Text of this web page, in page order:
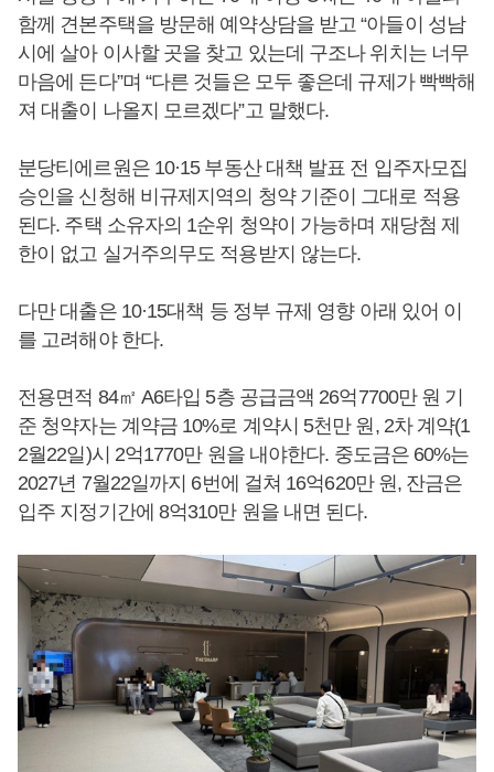
함께 견본주택을 방문해 예약상담을 받고 “아들이 성남
시에 살아 이사할 곳을 찾고 있는데 구조나 위치는 너무
마음에 든다”며 “다른 것들은 모두 좋은데 규제가 빡빡해
져 대출이 나올지 모르겠다”고 말했다.
분당티에르원은 10·15 부동산 대책 발표 전 입주자모집
승인을 신청해 비규제지역의 청약 기준이 그대로 적용
된다. 주택 소유자의 1순위 청약이 가능하며 재당첨 제
한이 없고 실거주의무도 적용받지 않는다.
다만 대출은 10·15대책 등 정부 규제 영향 아래 있어 이
를 고려해야 한다.
전용면적 84㎡ A6타입 5층 공급금액 26억7700만 원 기
준 청약자는 계약금 10%로 계약시 5천만 원, 2차 계약(1
2월22일)시 2억1770만 원을 내야한다. 중도금은 60%는
2027년 7월22일까지 6번에 걸쳐 16억620만 원, 잔금은
입주 지정기간에 8억310만 원을 내면 된다.